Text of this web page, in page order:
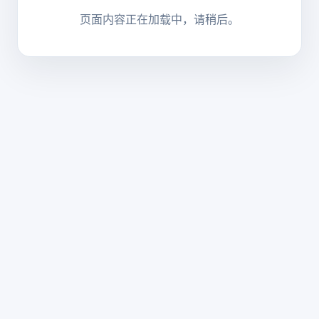
页面内容正在加载中，请稍后。